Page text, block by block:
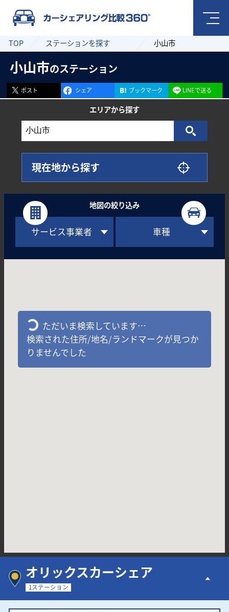
TOP ステーションを探す 小山市
小山市のステーション
ポスト シェア ブックマーク LINEで送る
エリアから探す
現在地から探す
地図の絞り込み
サービス事業者 車種
ただいま検索しています…
検索された住所/地名/ランドマークが見つか
りませんでした
オリックスカーシェア
1ステーション